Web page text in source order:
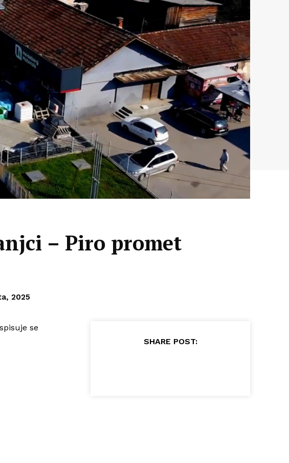
– Piro promet
2025
se
SHARE POST: